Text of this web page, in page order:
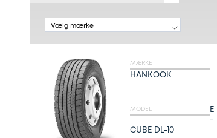
MÆRKE
HANKOOK
MODEL
E
-
CUBE DL-10